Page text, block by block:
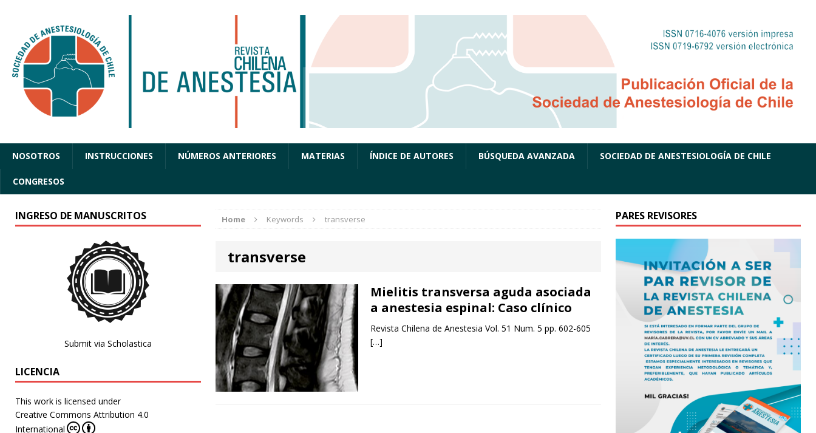
NOSOTROS INSTRUCCIONES NÚMEROS ANTERIORES MATERIAS ÍNDICE DE AUTORES BÚSQUEDA AVANZADA SOCIEDAD DE ANESTESIOLOGÍA DE CHILE
CONGRESOS
Home Keywords transverse
transverse
Mielitis transversa aguda asociada
a anestesia espinal: Caso clínico
Revista Chilena de Anestesia Vol. 51 Num. 5 pp. 602-605
[…]
INGRESO DE MANUSCRITOS
Submit via Scholastica
LICENCIA
This work is licensed under
Creative Commons Attribution 4.0
International
PARES REVISORES